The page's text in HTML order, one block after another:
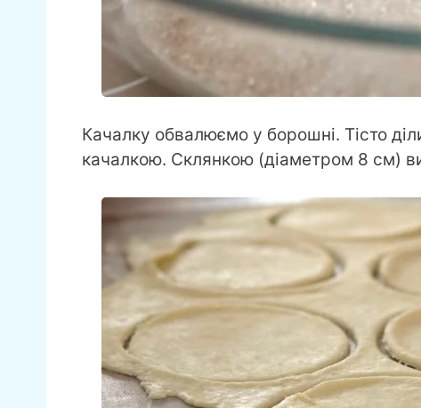
Качалку обвалюємо у борошні. Тісто
качалкою. Склянкою (діаметром 8 см)